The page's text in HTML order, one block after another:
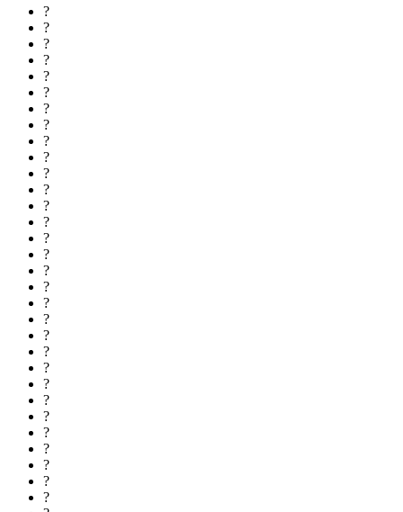
?
?
?
?
?
?
?
?
?
?
?
?
?
?
?
?
?
?
?
?
?
?
?
?
?
?
?
?
?
?
?